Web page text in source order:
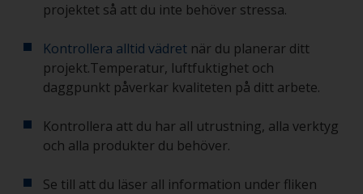
projektet så att du inte behöver stressa.
Kontrollera alltid vädret när du planerar ditt
projekt.Temperatur, luftfuktighet och
daggpunkt påverkar kvaliteten på ditt arbete.
Kontrollera att du har all utrustning, alla verktyg
och alla produkter du behöver.
Se till att du läser all information under fliken